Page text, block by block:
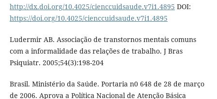
http://dx.doi.org/10.4025/cienccuidsaude.v7i1.4895 DOI:
https://doi.org/10.4025/cienccuidsaude.v7i1.4895
Ludermir AB. Associação de transtornos mentais comuns
com a informalidade das relações de trabalho. J Bras
Psiquiatr. 2005;54(3):198-204
Brasil. Ministério da Saúde. Portaria n0 648 de 28 de março
de 2006. Aprova a Política Nacional de Atenção Básica